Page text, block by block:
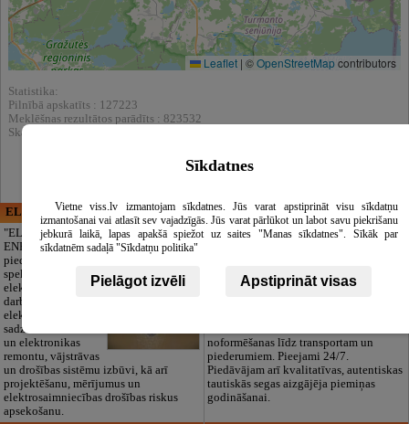
Leaflet | ©OpenStreetMapcontributors
Statistika:
Pilnībā apskatīts : 127223
Meklēšnas rezultātos parādīts : 823532
Skatīt arī katalogā :
ELECTRIC ENERGY
"ELECTRIC
ENERGY Kandava"
piedāvā pilna
spektra
elektromontāžas
darbus,
elektroinstalācijas,
sadzīves tehnikas
un elektronikas
remontu, vājstrāvas
un drošības sistēmu izbūvi, kā arī
projektēšanu, mērījumus un
elektrosaimniecības drošības riskus
apsekošanu.
CĒSU APBEDĪŠANAS
PAKALPOJUMI, SIA
Mēs parūpēsimies
par visu — no
noformēšanas līdz transportam un
piederumiem. Pieejami 24/7.
Piedāvājam arī kvalitatīvas, autentiskas
tautiskās segas aizgājēja piemiņas
godināšanai.
Sīkdatnes
Vietne viss.lv izmantojam sīkdatnes. Jūs varat apstiprināt visu sīkdatņu
izmantošanai vai atlasīt sev vajadzīgās. Jūs varat pārlūkot un labot savu piekrišanu
jebkurā laikā, lapas apakšā spiežot uz saites "Manas sīkdatnes". Sīkāk par
sīkdatnēm sadaļā "Sīkdatņu politika"
Pielāgot izvēli Apstiprināt visas